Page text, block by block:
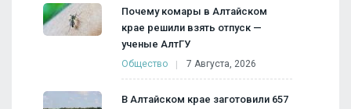
Почему комары в Алтайском
крае решили взять отпуск —
ученые АлтГУ
Общество 7 Августа, 2026
В Алтайском крае заготовили 657